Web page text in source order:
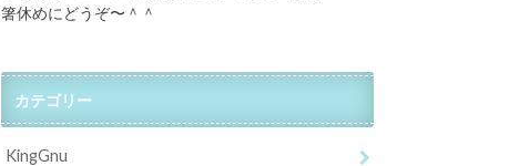
箸休めにどうぞ〜＾＾
カテゴリー
KingGnu